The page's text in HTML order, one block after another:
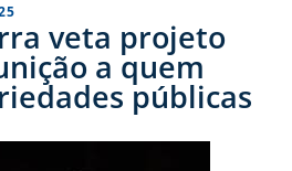
veta projeto
a quem
públicas